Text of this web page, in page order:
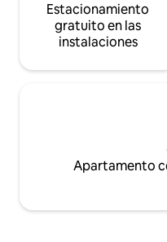
Estacionamiento
gratuito en las
instalaciones
Apartamento